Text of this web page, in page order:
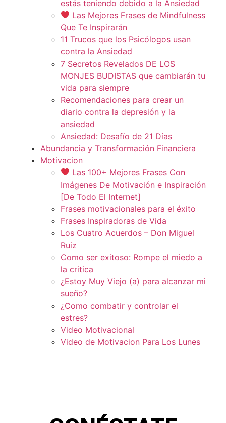
estás teniendo debido a la Ansiedad
Las Mejores Frases de Mindfulness
Que Te Inspirarán
11 Trucos que los Psicólogos usan
contra la Ansiedad
7 Secretos Revelados DE LOS
MONJES BUDISTAS que cambiarán tu
vida para siempre
Recomendaciones para crear un
diario contra la depresión y la
ansiedad
Ansiedad: Desafío de 21 Días
Abundancia y Transformación Financiera
Motivacion
Las 100+ Mejores Frases Con
Imágenes De Motivación e Inspiración
[De Todo El Internet]
Frases motivacionales para el éxito
Frases Inspiradoras de Vida
Los Cuatro Acuerdos – Don Miguel
Ruiz
Como ser exitoso: Rompe el miedo a
la critica
¿Estoy Muy Viejo (a) para alcanzar mi
sueño?
¿Como combatir y controlar el
estres?
Video Motivacional
Video de Motivacion Para Los Lunes